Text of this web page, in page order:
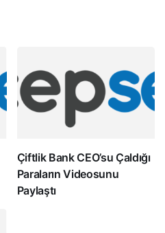
Çiftlik Bank CEO’su Çaldığı
Paraların Videosunu
Paylaştı